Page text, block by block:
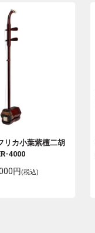
リカ小葉紫檀二胡
4000
円(税込)